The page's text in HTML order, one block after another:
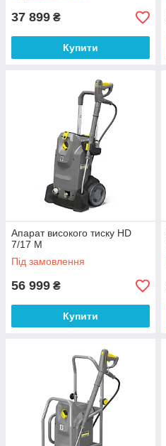
37 899 ₴
Купити
Апарат високого тиску HD
7/17 M
Під замовлення
56 999 ₴
Купити